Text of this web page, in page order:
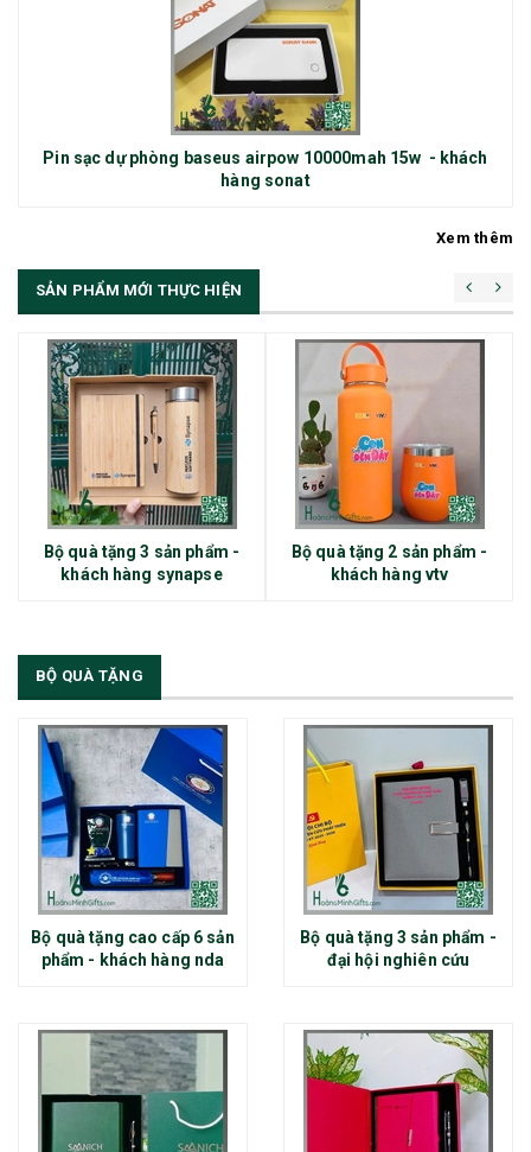
Pin sạc dự phòng baseus airpow 10000mah 15w - khách
hàng sonat
Xem thêm
SẢN PHẨM MỚI THỰC HIỆN
Bộ quà tặng 3 sản phẩm -
khách hàng synapse
Bộ quà tặng 2 sản phẩm -
khách hàng vtv
BỘ QUÀ TẶNG
Bộ quà tặng cao cấp 6 sản
phẩm - khách hàng nda
Bộ quà tặng 3 sản phẩm -
đại hội nghiên cứu